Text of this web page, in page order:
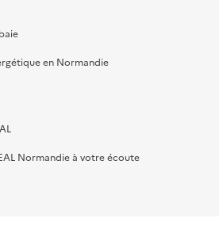
en Normandie
Normandie à votre écoute